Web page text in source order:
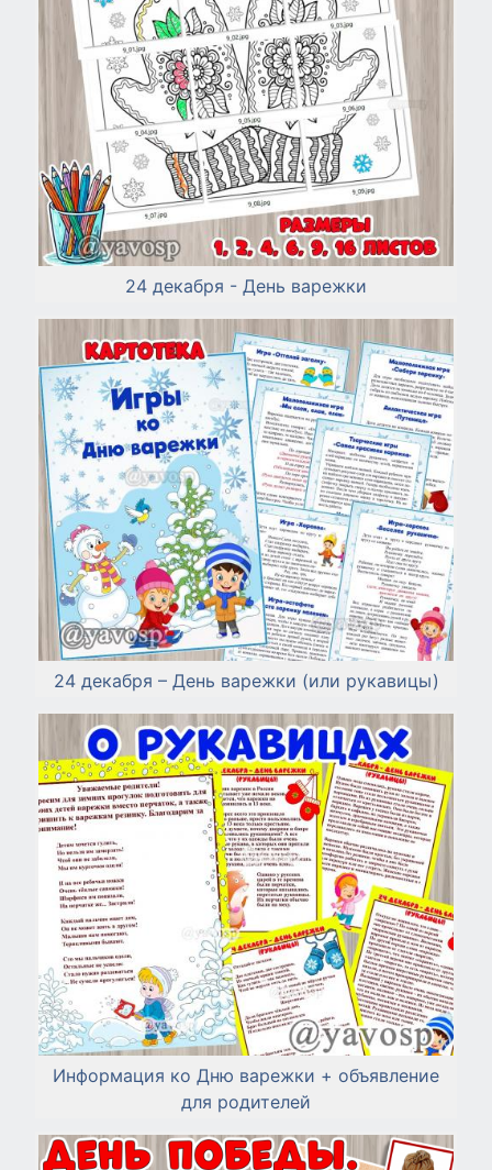
24 декабря - День варежки
24 декабря – День варежки (или рукавицы)
Информация ко Дню варежки + объявление
для родителей